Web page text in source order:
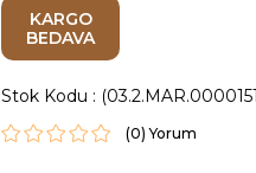
KARGO
BEDAVA
Stok Kodu
(0)